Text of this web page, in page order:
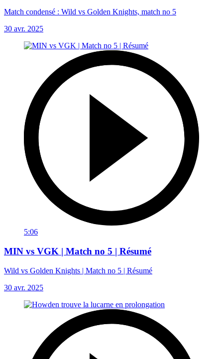
Match condensé : Wild vs Golden Knights, match no 5
30 avr. 2025
5:06
MIN vs VGK | Match no 5 | Résumé
Wild vs Golden Knights | Match no 5 | Résumé
30 avr. 2025